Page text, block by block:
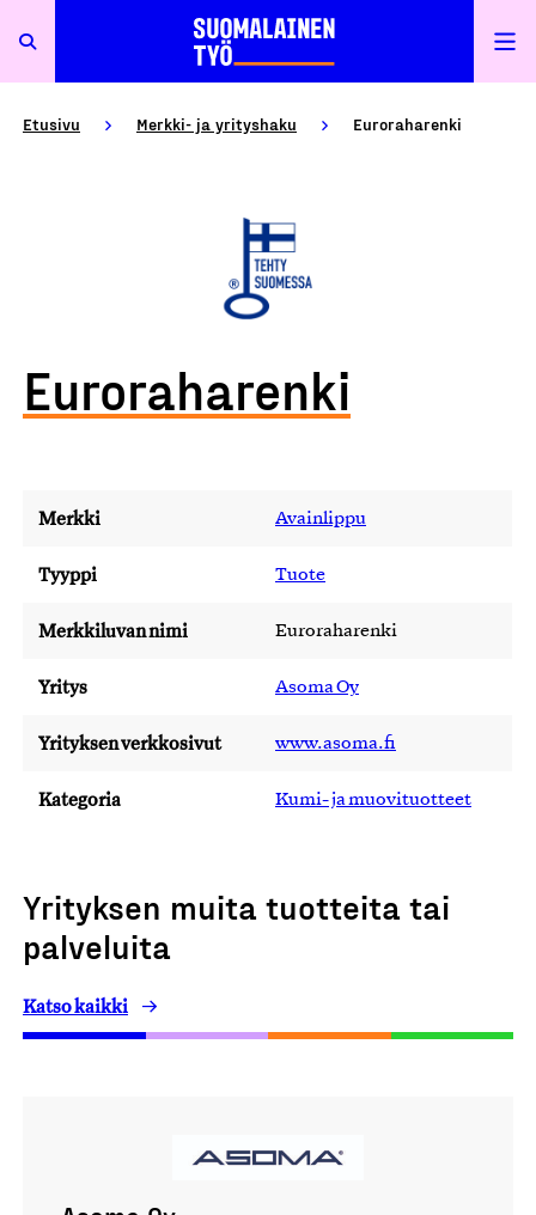
Etusivu Merkki- ja yrityshaku Euroraharenki
Euroraharenki
Merkki Avainlippu
Tyyppi Tuote
Merkkiluvan nimi Euroraharenki
Yritys Asoma Oy
Yrityksen verkkosivut www.asoma.fi
Kategoria Kumi- ja muovituotteet
Yrityksen muita tuotteita tai
palveluita
Katso kaikki